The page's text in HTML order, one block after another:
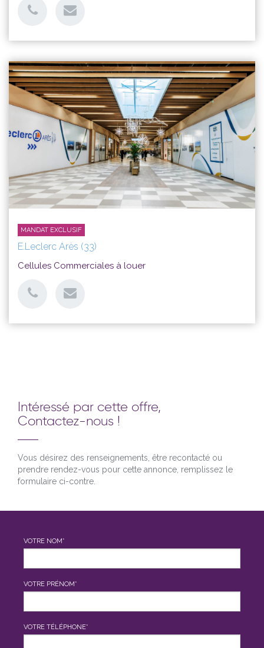
MANDAT EXCLUSIF
E.Leclerc Arès (33)
Cellules Commerciales à louer
Intéressé par cette offre,
Contactez-nous !
Vous désirez des renseignements, être recontacté ou
prendre rendez-vous pour cette annonce, remplissez le
formulaire ci-contre.
VOTRE NOM*
VOTRE PRÉNOM*
VOTRE TÉLÉPHONE*